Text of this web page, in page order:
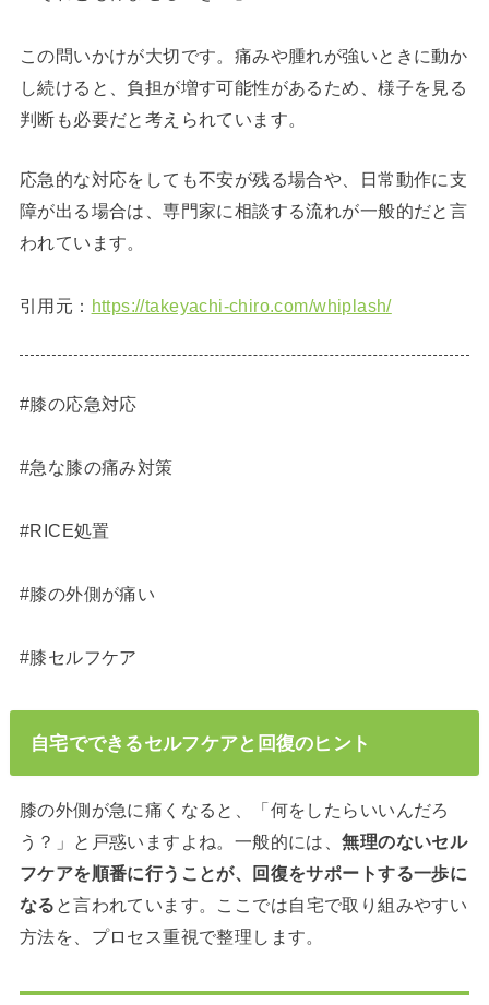
この問いかけが大切です。痛みや腫れが強いときに動か
し続けると、負担が増す可能性があるため、様子を見る
判断も必要だと考えられています。
応急的な対応をしても不安が残る場合や、日常動作に支
障が出る場合は、専門家に相談する流れが一般的だと言
われています。
引用元： https://takeyachi-chiro.com/whiplash/
#膝の応急対応
#急な膝の痛み対策
#RICE処置
#膝の外側が痛い
#膝セルフケア
自宅でできるセルフケアと回復のヒント
膝の外側が急に痛くなると、「何をしたらいいんだろ
う？」と戸惑いますよね。一般的には、無理のないセル
フケアを順番に行うことが、回復をサポートする一歩に
なる と言われています。ここでは自宅で取り組みやすい
方法を、プロセス重視で整理します。